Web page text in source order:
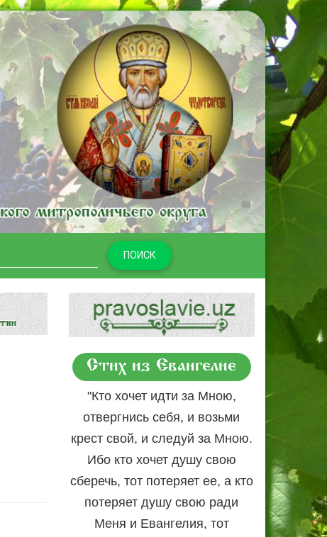
ПОИСК
Стих из Евангелие
"Кто хочет идти за Мною,
отвергнись себя, и возьми
крест свой, и следуй за Мною.
Ибо кто хочет душу свою
сберечь, тот потеряет ее, а кто
потеряет душу свою ради
Меня и Евангелия, тот